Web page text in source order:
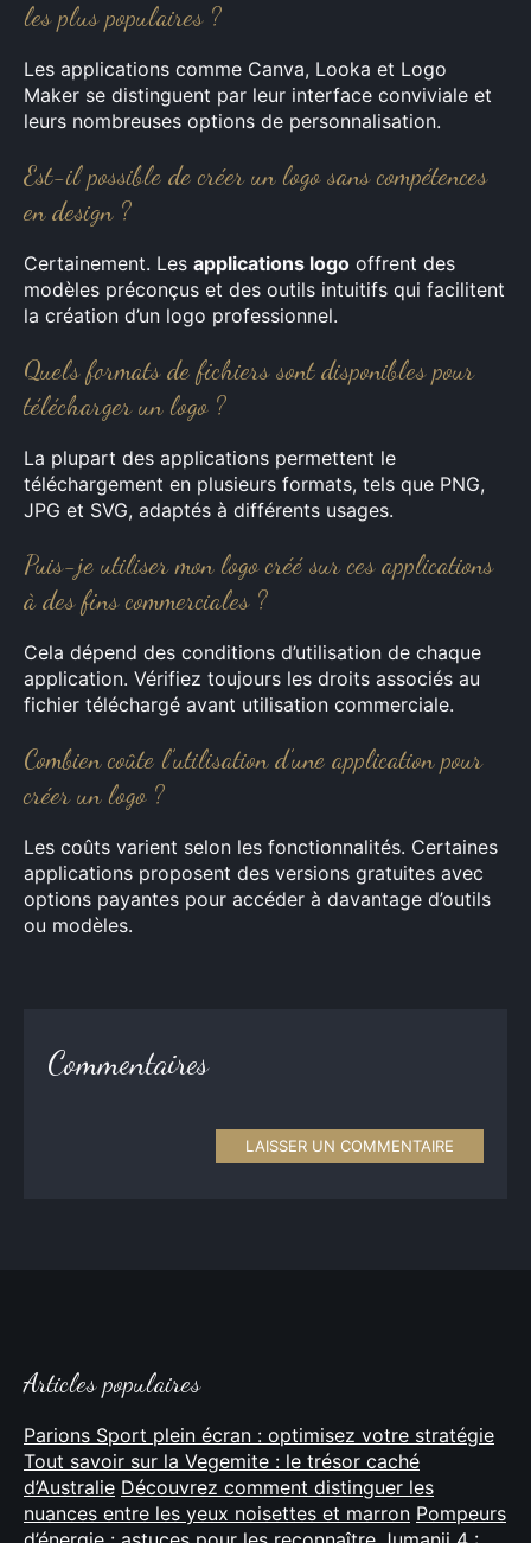
les plus populaires ?
Les applications comme Canva, Looka et Logo
Maker se distinguent par leur interface conviviale et
leurs nombreuses options de personnalisation.
Est-il possible de créer un logo sans compétences
en design ?
Certainement. Les applications logo offrent des
modèles préconçus et des outils intuitifs qui facilitent
la création d’un logo professionnel.
Quels formats de fichiers sont disponibles pour
télécharger un logo ?
La plupart des applications permettent le
téléchargement en plusieurs formats, tels que PNG,
JPG et SVG, adaptés à différents usages.
Puis-je utiliser mon logo créé sur ces applications
à des fins commerciales ?
Cela dépend des conditions d’utilisation de chaque
application. Vérifiez toujours les droits associés au
fichier téléchargé avant utilisation commerciale.
Combien coûte l’utilisation d’une application pour
créer un logo ?
Les coûts varient selon les fonctionnalités. Certaines
applications proposent des versions gratuites avec
options payantes pour accéder à davantage d’outils
ou modèles.
Commentaires
LAISSER UN COMMENTAIRE
Articles populaires
Parions Sport plein écran : optimisez votre stratégie
Tout savoir sur la Vegemite : le trésor caché
d’Australie Découvrez comment distinguer les
nuances entre les yeux noisettes et marron Pompeurs